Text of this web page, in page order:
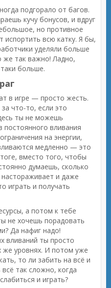
подгорало от багов.
кучу бонусов, и вдруг
но противное
всю катку. Я бы,
уделяли больше
же так важно! Ладно,
больше.
в игре — просто жесть.
что-то, если это
ты не можешь
постоянного вливания
на энергии,
медленно — это
вместо того, чтобы
думаешь, сколько
и даже
играть и получать
а потом к тебе
не хочешь порадовать
Да нафиг надо!
вливаний ты просто
же уровнях. И потом уже
то ли забить на всё и
так сложно, когда
и играть?